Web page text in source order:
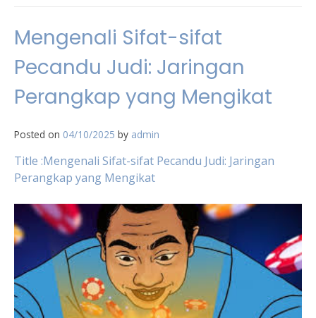
Mengenali Sifat-sifat
Pecandu Judi: Jaringan
Perangkap yang Mengikat
Posted on 04/10/2025 by admin
Title :Mengenali Sifat-sifat Pecandu Judi: Jaringan
Perangkap yang Mengikat